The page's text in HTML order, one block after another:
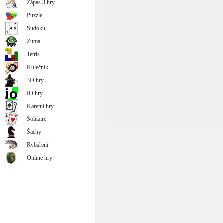
Zápas 3 hry
Puzzle
Sudoku
Zuma
Tetris
Kulečník
3D hry
IO hry
Karetní hry
Solitaire
Šachy
Rybaření
Online hry